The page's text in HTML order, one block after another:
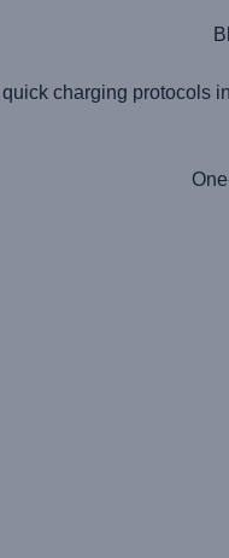
charging protocols